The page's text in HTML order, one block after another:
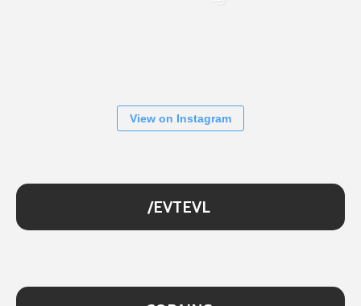
View on Instagram
/EVTEVL